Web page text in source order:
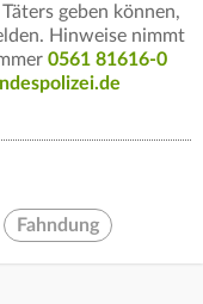
geben können,
Hinweise nimmt
0561 81616-0
Fahndung